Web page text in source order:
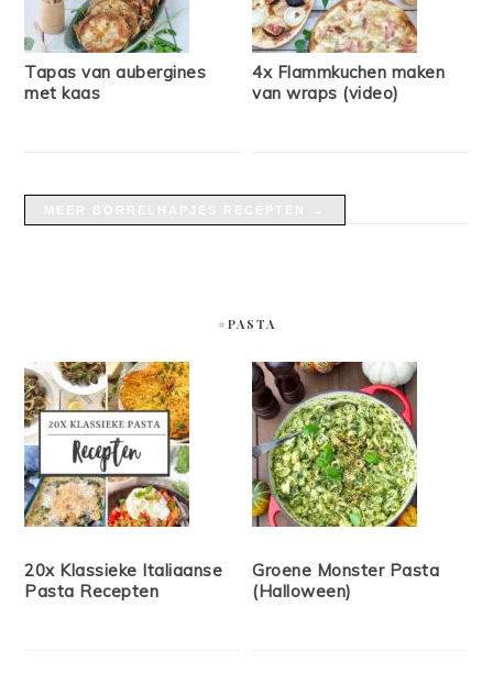
Tapas van aubergines
met kaas
4x Flammkuchen maken
van wraps (video)
#PASTA
20x Klassieke Italiaanse
Pasta Recepten
Groene Monster Pasta
(Halloween)